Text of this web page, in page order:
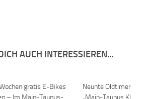
AUCH INTERESSIEREN...
gratis E-Bikes
– Im Main-Taunus-
Neunte Oldtimerrallye
„Main-Taunus